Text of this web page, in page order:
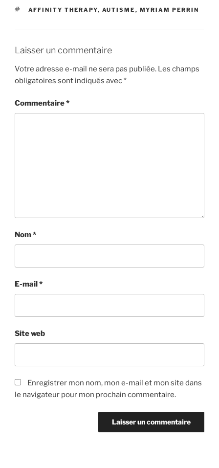
ÉTIQUETTES
AFFINITY THERAPY, AUTISME , MYRIAM PERRIN
Laisser un commentaire
Votre adresse e-mail ne sera pas publiée. Les champs
obligatoires sont indiqués avec*
Commentaire*
Nom*
E-mail*
Site web
Enregistrer mon nom, mon e-mail et mon site dans
le navigateur pour mon prochain commentaire.